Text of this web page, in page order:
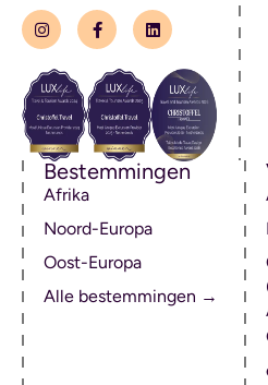
Bestemmingen
Afrika
Noord-Europa
Oost-Europa
Alle bestemmingen →